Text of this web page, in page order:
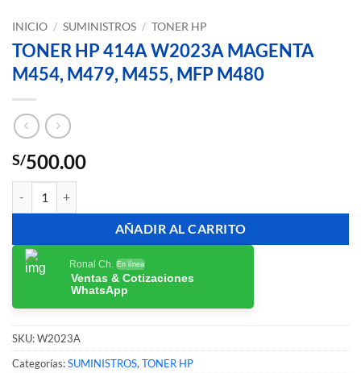
INICIO / SUMINISTROS / TONER HP
TONER HP 414A W2023A MAGENTA
M454, M479, M455, MFP M480
S/500.00
AÑADIR AL CARRITO
Ronal Ch. En línea
Ventas & Cotizaciones
WhatsApp
SKU:W2023A
Categorías:SUMINISTROS, TONER HP